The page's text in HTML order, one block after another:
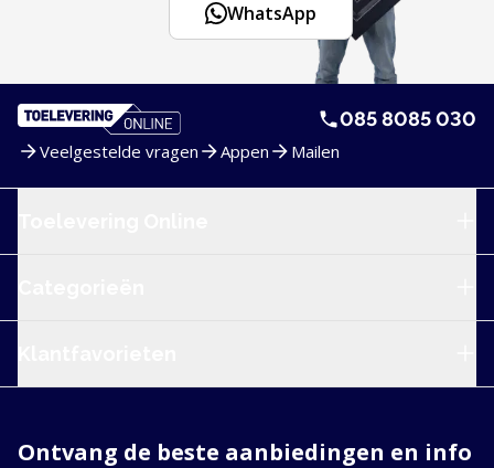
WhatsApp
085 8085 030
Veelgestelde vragen Appen Mailen
Ontvang de beste aanbiedingen en info